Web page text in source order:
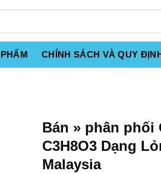
CHÍNH SÁCH VÀ QUY
Bán » phân phối
C3H8O3 Dạng
Malaysia